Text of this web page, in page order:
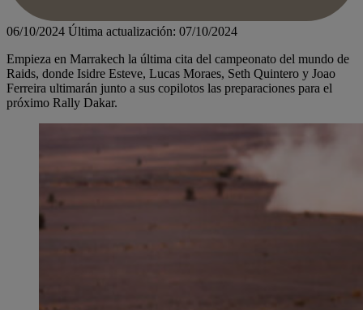
06/10/2024 Última actualización: 07/10/2024
Empieza en Marrakech la última cita del campeonato del mundo de
Raids, donde Isidre Esteve, Lucas Moraes, Seth Quintero y Joao
Ferreira ultimarán junto a sus copilotos las preparaciones para el
próximo Rally Dakar.